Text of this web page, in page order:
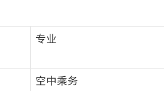
专业
空中乘务